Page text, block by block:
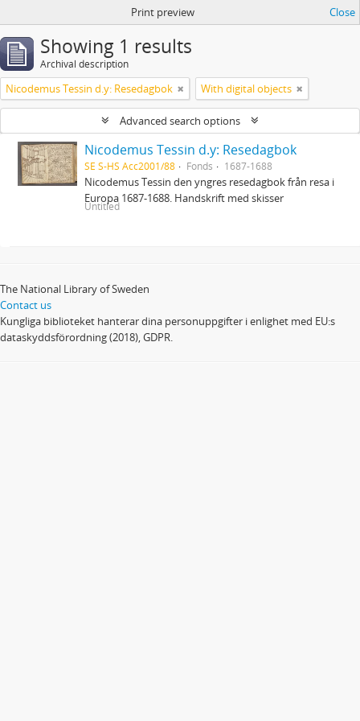
Print preview Close
Showing 1 results
Archival description
Nicodemus Tessin d.y: Resedagbok With digital objects
Advanced search options
Nicodemus Tessin d.y: Resedagbok
SE S-HS Acc2001/88 Fonds 1687-1688
Nicodemus Tessin den yngres resedagbok från resa i
Europa 1687-1688. Handskrift med skisser
Untitled
The National Library of Sweden
Contact us
Kungliga biblioteket hanterar dina personuppgifter i enlighet med EU:s
dataskyddsförordning (2018), GDPR.